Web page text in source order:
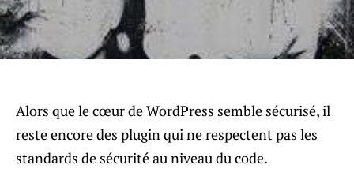
Alors que le cœur de WordPress semble sécurisé, il
reste encore des plugin qui ne respectent pas les
standards de sécurité au niveau du code.